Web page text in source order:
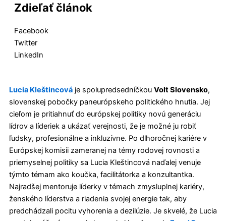
Zdieľať článok
Facebook
Twitter
LinkedIn
Lucia Kleštincová je spolupredsedníčkou Volt Slovensko,
slovenskej pobočky paneurópskeho politického hnutia. Jej
cieľom je pritiahnuť do európskej politiky novú generáciu
lídrov a líderiek a ukázať verejnosti, že je možné ju robiť
ľudsky, profesionálne a inkluzívne. Po dlhoročnej kariére v
Európskej komisii zameranej na témy rodovej rovnosti a
priemyselnej politiky sa Lucia Kleštincová naďalej venuje
týmto témam ako koučka, facilitátorka a konzultantka.
Najradšej mentoruje líderky v témach zmysluplnej kariéry,
ženského líderstva a riadenia svojej energie tak, aby
predchádzali pocitu vyhorenia a dezilúzie. Je skvelé, že Lucia